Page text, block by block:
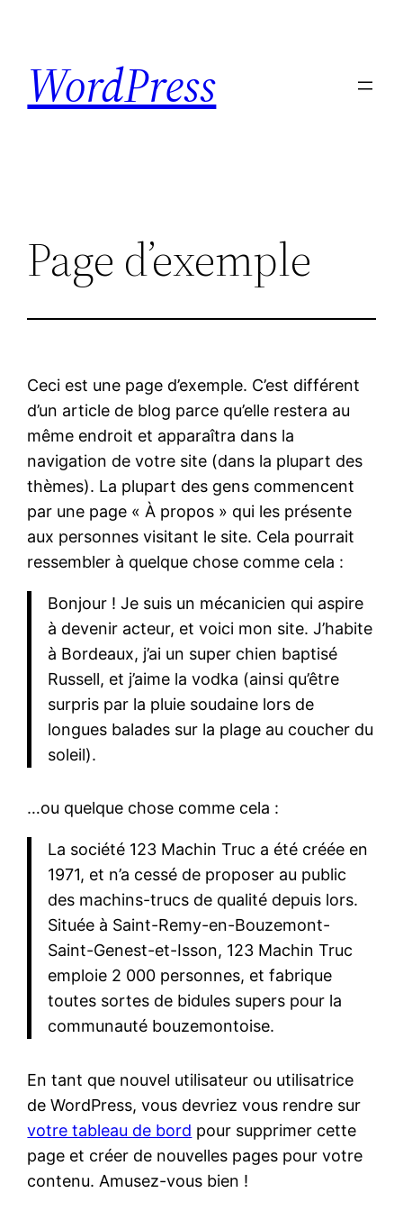
content
WordPress
Page d’exemple
Ceci est une page d’exemple. C’est différent
d’un article de blog parce qu’elle restera au
même endroit et apparaîtra dans la
navigation de votre site (dans la plupart des
thèmes). La plupart des gens commencent
par une page « À propos » qui les présente
aux personnes visitant le site. Cela pourrait
ressembler à quelque chose comme cela :
Bonjour ! Je suis un mécanicien qui aspire
à devenir acteur, et voici mon site. J’habite
à Bordeaux, j’ai un super chien baptisé
Russell, et j’aime la vodka (ainsi qu’être
surpris par la pluie soudaine lors de
longues balades sur la plage au coucher du
soleil).
…ou quelque chose comme cela :
La société 123 Machin Truc a été créée en
1971, et n’a cessé de proposer au public
des machins-trucs de qualité depuis lors.
Située à Saint-Remy-en-Bouzemont-
Saint-Genest-et-Isson, 123 Machin Truc
emploie 2 000 personnes, et fabrique
toutes sortes de bidules supers pour la
communauté bouzemontoise.
En tant que nouvel utilisateur ou utilisatrice
de WordPress, vous devriez vous rendre sur
votre tableau de bord pour supprimer cette
page et créer de nouvelles pages pour votre
contenu. Amusez-vous bien !